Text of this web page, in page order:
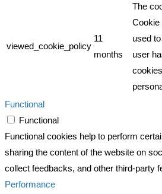
viewed_cookie_policy
11
months
The
Cookie
used
user
Functional
Functional
Functional cookies help to perform
sharing the content of the website on
collect feedbacks, and other third-party
Performance